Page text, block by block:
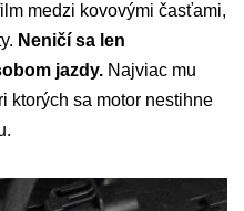
medzi kovovými časťami,
Neničí sa len
jazdy. Najviac mu
ktorých sa motor nestihne